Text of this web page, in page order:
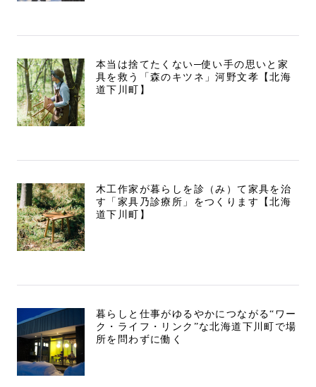
本当は捨てたくない─使い手の思いと家
具を救う「森のキツネ」河野文孝【北海
道下川町】
木工作家が暮らしを診（み）て家具を治
す「家具乃診療所」をつくります【北海
道下川町】
暮らしと仕事がゆるやかにつながる“ワー
ク・ライフ・リンク”な北海道下川町で場
所を問わずに働く